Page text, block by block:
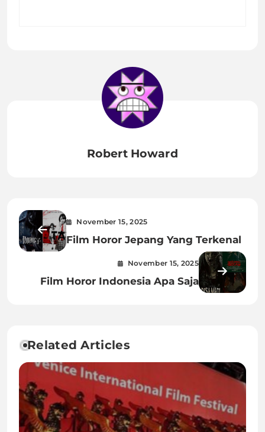
Robert Howard
November 15, 2025
Film Horor Jepang Yang Terkenal
November 15, 2025
Film Horor Indonesia Apa Saja
Related Articles